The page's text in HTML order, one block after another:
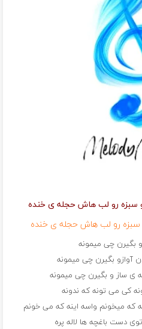
سبزه رو لب هاش حجله ی خنده
سبزه رو لب هاش حجله ی خنده
بگیرن چی میمونه
آوازو بگیرن چی میمونه
ی ساز و بگیرن چی میمونه
کی می تونه که ندونه
که میخونم واسه اینه که می خونم
دست باغچه ها لاله پره